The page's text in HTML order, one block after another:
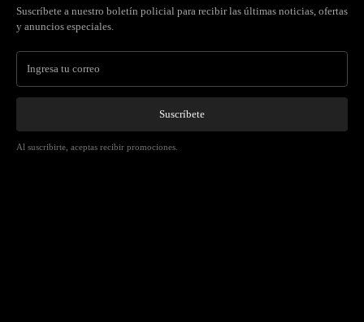
Suscríbete a nuestro boletín policial para recibir las últimas noticias, ofertas
y anuncios especiales.
Suscríbete
Al suscribirte, aceptas recibir promociones.